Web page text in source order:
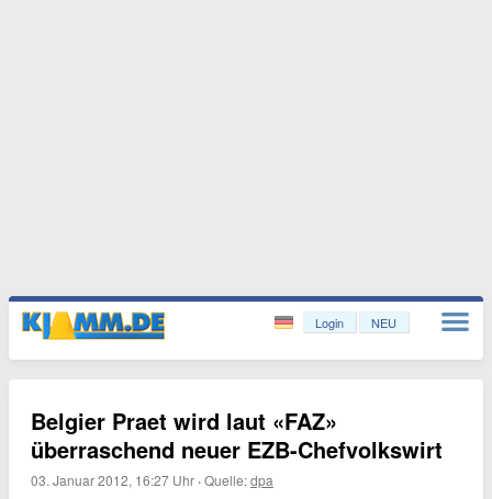
Login NEU
Belgier Praet wird laut «FAZ»
überraschend neuer EZB-Chefvolkswirt
03. Januar 2012, 16:27 Uhr ·Quelle:dpa